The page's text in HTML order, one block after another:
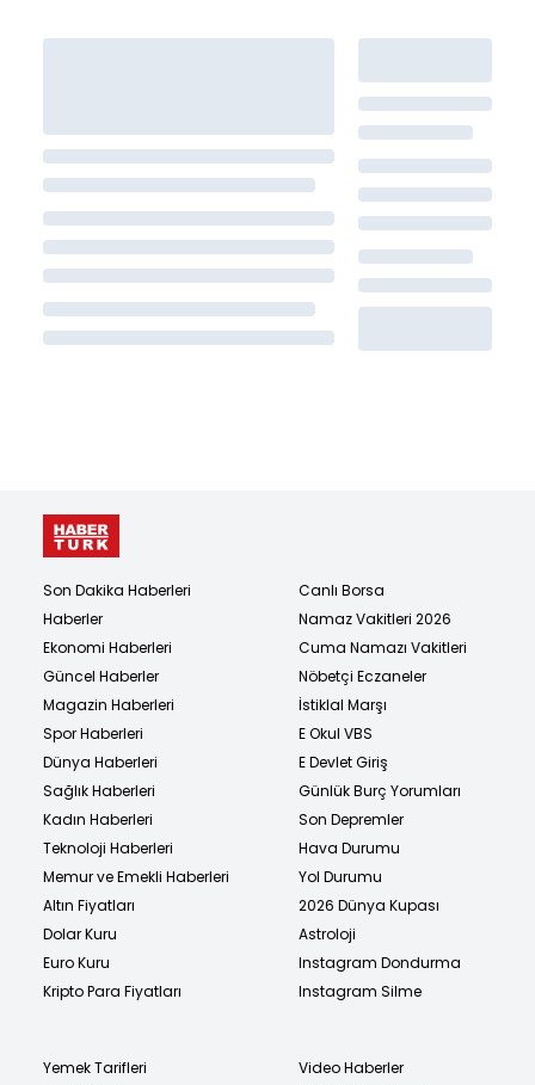
Son Dakika Haberleri
Haberler
Ekonomi Haberleri
Güncel Haberler
Magazin Haberleri
Spor Haberleri
Dünya Haberleri
Sağlık Haberleri
Kadın Haberleri
Teknoloji Haberleri
Memur ve Emekli Haberleri
Altın Fiyatları
Dolar Kuru
Euro Kuru
Kripto Para Fiyatları
Canlı Borsa
Namaz Vakitleri 2026
Cuma Namazı Vakitleri
Nöbetçi Eczaneler
İstiklal Marşı
E Okul VBS
E Devlet Giriş
Günlük Burç Yorumları
Son Depremler
Hava Durumu
Yol Durumu
2026 Dünya Kupası
Astroloji
Instagram Dondurma
Instagram Silme
Yemek Tarifleri
Video Haberler